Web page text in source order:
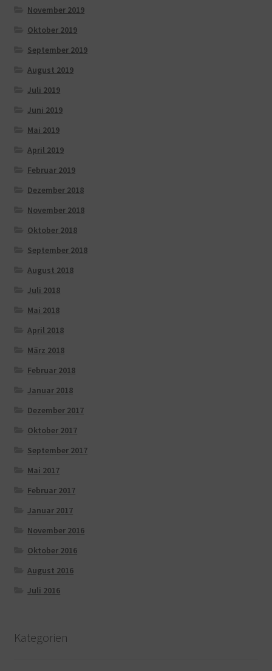
November 2019
Oktober 2019
September 2019
August 2019
Juli 2019
Juni 2019
Mai 2019
April 2019
Februar 2019
Dezember 2018
November 2018
Oktober 2018
September 2018
August 2018
Juli 2018
Mai 2018
April 2018
März 2018
Februar 2018
Januar 2018
Dezember 2017
Oktober 2017
September 2017
Mai 2017
Februar 2017
Januar 2017
November 2016
Oktober 2016
August 2016
Juli 2016
Kategorien